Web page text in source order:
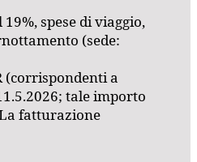
19%, spese di viaggio,
(sede:
(corrispondenti a
tale importo
fatturazione